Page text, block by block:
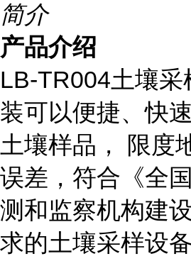
简介
产品介绍
LB-TR004土壤采
装可以便捷、快
土壤样品， 限度
误差，符合《全
测和监察机构建
求的土壤采样设备